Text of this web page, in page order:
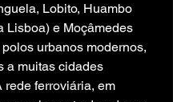
Lobito, Huambo
Lisboa) e Moçâmedes
urbanos modernos,
a muitas cidades
rede ferroviária, em